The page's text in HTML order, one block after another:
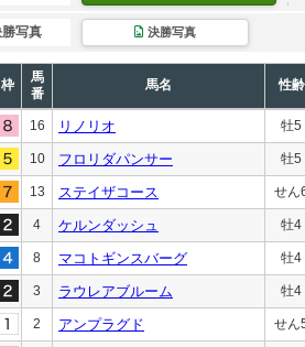
写真 決勝写真
枠
馬
番
馬名 性齢
16 リノリオ 牡5
10 フロリダパンサー 牡5
13 ステイザコース せん
4 ケルンダッシュ 牡4
8 マコトギンスバーグ 牡4
3 ラウレアブルーム 牡4
2 アンプラグド せん